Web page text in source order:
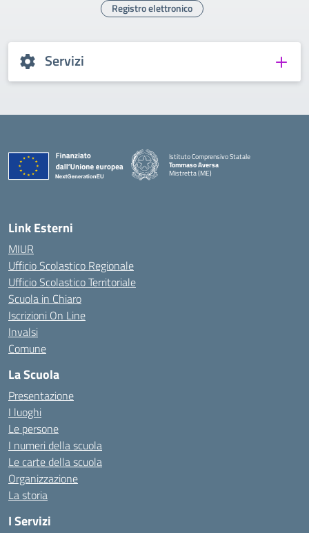
Registro elettronico
Servizi
Istituto Comprensivo Statale
Tommaso Aversa
Mistretta (ME)
Link Esterni
MIUR
Ufficio Scolastico Regionale
Ufficio Scolastico Territoriale
Scuola in Chiaro
Iscrizioni On Line
Invalsi
Comune
La Scuola
Presentazione
I luoghi
Le persone
I numeri della scuola
Le carte della scuola
Organizzazione
La storia
I Servizi